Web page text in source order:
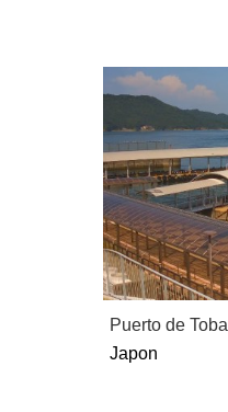
Puerto de Toba
Japon